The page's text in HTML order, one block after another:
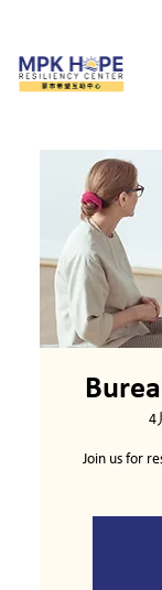
4
Join us for